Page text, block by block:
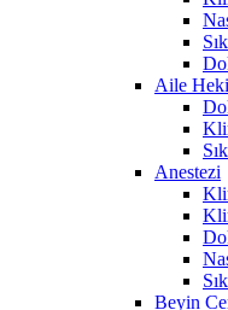
Aile
Anestezi
Beyin